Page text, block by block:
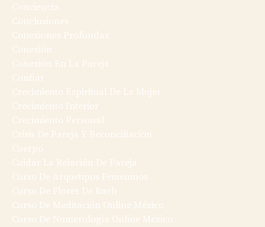
Conciencia
Conclusiones
Conexiones Profundas
Conexión
Conexión En La Pareja
Confiar
Crecimiento Espiritual De La Mujer
Crecimiento Interior
Crecimiento Personal
Crisis De Pareja Y Reconciliación
Cuerpo
Cuidar La Relación De Pareja
Curso De Arquetipos Femeninos
Curso De Flores De Bach
Curso De Meditación Online México
Curso De Numerología Online México